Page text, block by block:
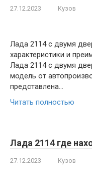
27.12.2023 Кузов
Лада 2114 с двумя
характеристики и
Лада 2114 с двумя
модель от
представлена…
Читать полностью
Лада 2114 где
27.12.2023 Кузов